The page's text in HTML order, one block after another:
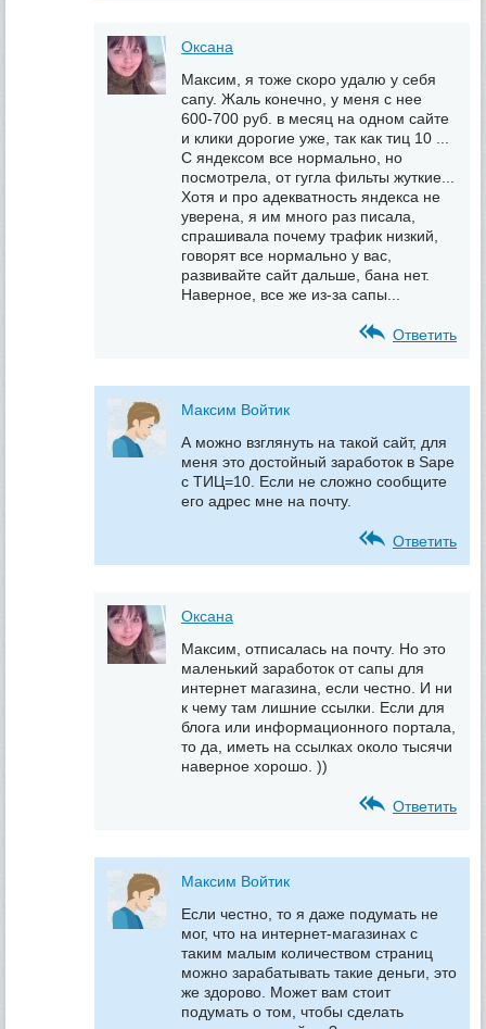
Оксана
Максим, я тоже скоро удалю у себя
сапу. Жаль конечно, у меня с нее
600-700 руб. в месяц на одном сайте
и клики дорогие уже, так как тиц 10 ...
С яндексом все нормально, но
посмотрела, от гугла фильты жуткие...
Хотя и про адекватность яндекса не
уверена, я им много раз писала,
спрашивала почему трафик низкий,
говорят все нормально у вас,
развивайте сайт дальше, бана нет.
Наверное, все же из-за сапы...
Ответить
Максим Войтик
А можно взглянуть на такой сайт, для
меня это достойный заработок в Sape
с ТИЦ=10. Если не сложно сообщите
его адрес мне на почту.
Ответить
Оксана
Максим, отписалась на почту. Но это
маленький заработок от сапы для
интернет магазина, если честно. И ни
к чему там лишние ссылки. Если для
блога или информационного портала,
то да, иметь на ссылках около тысячи
наверное хорошо. ))
Ответить
Максим Войтик
Если честно, то я даже подумать не
мог, что на интернет-магазинах с
таким малым количеством страниц
можно зарабатывать такие деньги, это
же здорово. Может вам стоит
подумать о том, чтобы сделать